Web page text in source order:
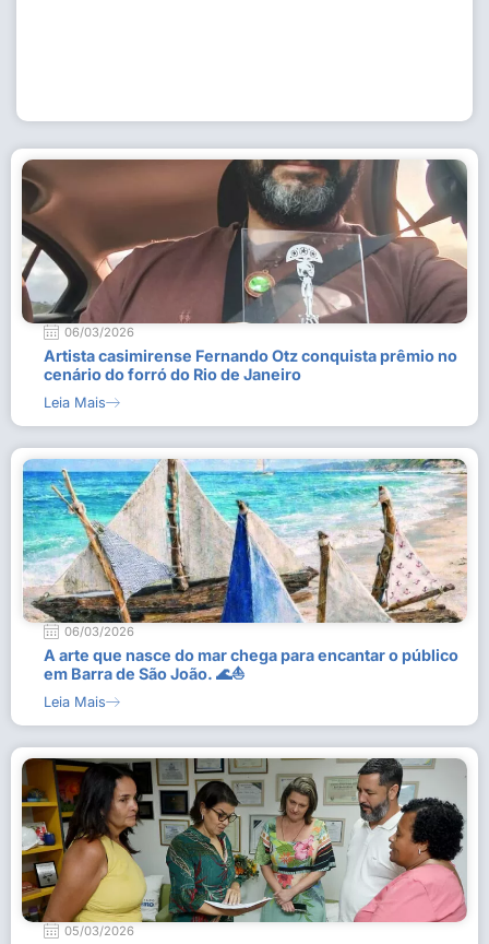
06/03/2026
Artista casimirense Fernando Otz conquista prêmio no
cenário do forró do Rio de Janeiro
Leia Mais
06/03/2026
A arte que nasce do mar chega para encantar o público
em Barra de São João. 🌊⛵
Leia Mais
05/03/2026